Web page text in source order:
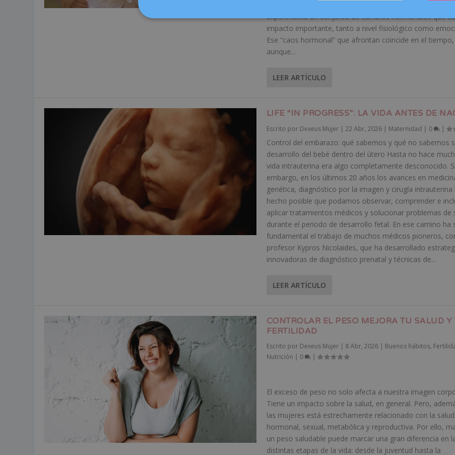
experimenta un conjunto de cambios hormonales que
impacto importante, tanto a nivel fisiológico como
Ese “caos hormonal” que afrontan coincide en el tiempo,
aunque...
LEER ARTÍCULO
LIFE “IN PROGRESS”: LA VIDA ANTES DE
Escrito por Dexeus Mujer| 22 Abr, 2026| Maternidad | 0 |
Control del embarazo: qué sabemos y qué no sabemos
desarrollo del bebé dentro del útero Hasta no hace
vida intrauterina era algo completamente desconocido.
embargo, en los últimos 20 años los avances en
genética, diagnóstico por la imagen y cirugía intrauterina
hecho posible que podamos observar, comprender e
aplicar tratamientos médicos y solucionar problemas de
durante el periodo de desarrollo fetal. En ese camino ha
fundamental el trabajo de muchos médicos pioneros,
profesor Kypros Nicolaides, que ha desarrollado
innovadoras de diagnóstico prenatal y técnicas de...
LEER ARTÍCULO
CONTROLAR EL PESO MEJORA TU SALUD Y
FERTILIDAD
Escrito por Dexeus Mujer| 8 Abr, 2026| Buenos hábitos,
Nutrición | 0 |
El exceso de peso no solo afecta a nuestra imagen
Tiene un impacto sobre la salud, en general. Pero,
las mujeres está estrechamente relacionado con la salud
hormonal, sexual, metabólica y reproductiva. Por ello,
un peso saludable puede marcar una gran diferencia en
distintas etapas de la vida: desde la juventud hasta la